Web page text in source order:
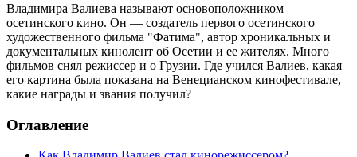
Владимира Валиева называют основоположником
осетинского кино. Он — создатель первого осетинского
художественного фильма "Фатима", автор хроникальных и
документальных кинолент об Осетии и ее жителях. Много
фильмов снял режиссер и о Грузии. Где учился Валиев, какая
его картина была показана на Венецианском кинофестивале,
какие награды и звания получил?
Оглавление